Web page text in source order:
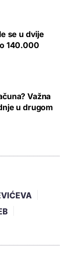
se u dvije
140.000
Važna
u drugom